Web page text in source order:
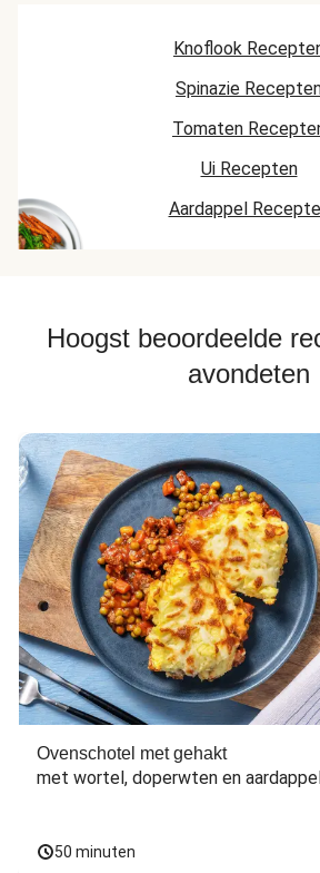
Knoflook
Spinazie
Tomaten
Ui Recepten
Aardappel
Hoogst beoordeelde
avondeten
Ovenschotel met gehakt
met wortel, doperwten en
50 minuten